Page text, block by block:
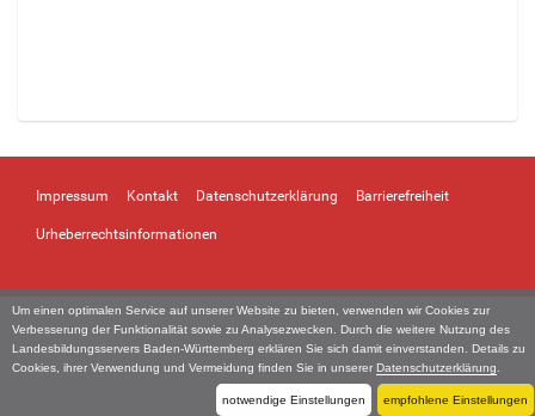
Um einen optimalen Service auf unserer Website zu bieten, verwenden wir Cookies zur
Verbesserung der Funktionalität sowie zu Analysezwecken. Durch die weitere Nutzung des
Landesbildungsservers Baden-Württemberg erklären Sie sich damit einverstanden. Details zu
Cookies, ihrer Verwendung und Vermeidung finden Sie in unserer Datenschutzerklärung
notwendige Einstellungen empfohlene Einstellungen
e
g
e
d
i
n
Impressum Kontakt Datenschutzerklärung Barrierefreiheit
Urheberrechtsinformationen